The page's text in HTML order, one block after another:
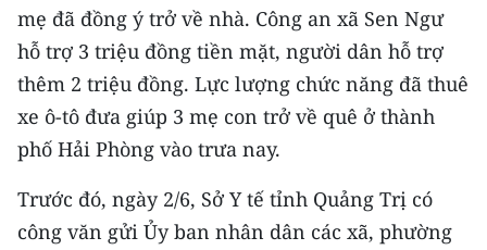
Bắc Trung Bộ
Duyên hải Nam Trung Bộ và Tây
Nguyên
Đông Nam Bộ
Chuyên trang Hà Nội
mẹ đã đồng ý trở về nhà. Công an xã Sen Ngư
hỗ trợ 3 triệu đồng tiền mặt, người dân hỗ trợ
thêm 2 triệu đồng. Lực lượng chức năng đã thuê
xe ô-tô đưa giúp 3 mẹ con trở về quê ở thành
phố Hải Phòng vào trưa nay.
Trước đó, ngày 2/6, Sở Y tế tỉnh Quảng Trị có
công văn gửi Ủy ban nhân dân các xã, phường